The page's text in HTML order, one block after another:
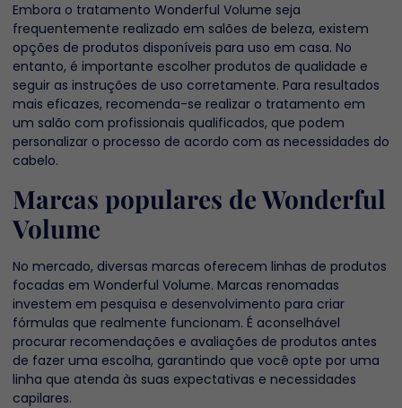
Embora o tratamento Wonderful Volume seja
frequentemente realizado em salões de beleza, existem
opções de produtos disponíveis para uso em casa. No
entanto, é importante escolher produtos de qualidade e
seguir as instruções de uso corretamente. Para resultados
mais eficazes, recomenda-se realizar o tratamento em
um salão com profissionais qualificados, que podem
personalizar o processo de acordo com as necessidades do
cabelo.
Marcas populares de Wonderful
Volume
No mercado, diversas marcas oferecem linhas de produtos
focadas em Wonderful Volume. Marcas renomadas
investem em pesquisa e desenvolvimento para criar
fórmulas que realmente funcionam. É aconselhável
procurar recomendações e avaliações de produtos antes
de fazer uma escolha, garantindo que você opte por uma
linha que atenda às suas expectativas e necessidades
capilares.